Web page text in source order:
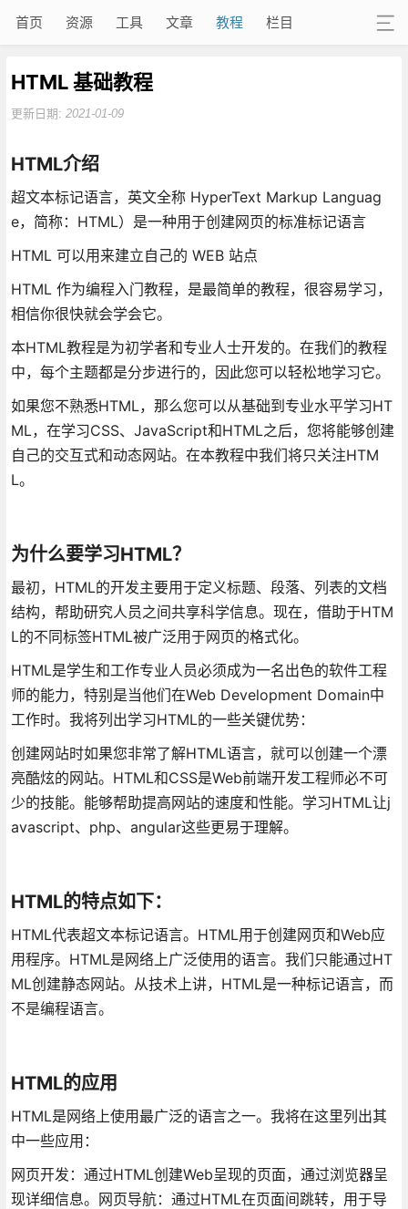
首页 资源 工具 文章 教程 栏目
HTML 基础教程
更新日期: 2021-01-09
HTML介绍
超文本标记语言，英文全称 HyperText Markup Languag
e，简称：HTML）是一种用于创建网页的标准标记语言
HTML 可以用来建立自己的 WEB 站点
HTML 作为编程入门教程，是最简单的教程，很容易学习，
相信你很快就会学会它。
本HTML教程是为初学者和专业人士开发的。在我们的教程
中，每个主题都是分步进行的，因此您可以轻松地学习它。
如果您不熟悉HTML，那么您可以从基础到专业水平学习HT
ML，在学习CSS、JavaScript和HTML之后，您将能够创建
自己的交互式和动态网站。在本教程中我们将只关注HTM
L。
为什么要学习HTML？
最初，HTML的开发主要用于定义标题、段落、列表的文档
结构，帮助研究人员之间共享科学信息。现在，借助于HTM
L的不同标签HTML被广泛用于网页的格式化。
HTML是学生和工作专业人员必须成为一名出色的软件工程
师的能力，特别是当他们在Web Development Domain中
工作时。我将列出学习HTML的一些关键优势：
创建网站时如果您非常了解HTML语言，就可以创建一个漂
亮酷炫的网站。HTML和CSS是Web前端开发工程师必不可
少的技能。能够帮助提高网站的速度和性能。学习HTML让j
avascript、php、angular这些更易于理解。
HTML的特点如下：
HTML代表超文本标记语言。HTML用于创建网页和Web应
用程序。HTML是网络上广泛使用的语言。我们只能通过HT
ML创建静态网站。从技术上讲，HTML是一种标记语言，而
不是编程语言。
HTML的应用
HTML是网络上使用最广泛的语言之一。我将在这里列出其
中一些应用：
网页开发：通过HTML创建Web呈现的页面，通过浏览器呈
现详细信息。网页导航：通过HTML在页面间跳转，用于导